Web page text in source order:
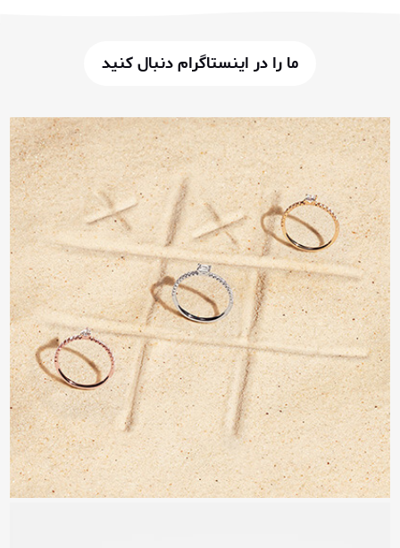
ما را در اینستاگرام دنبال کنید